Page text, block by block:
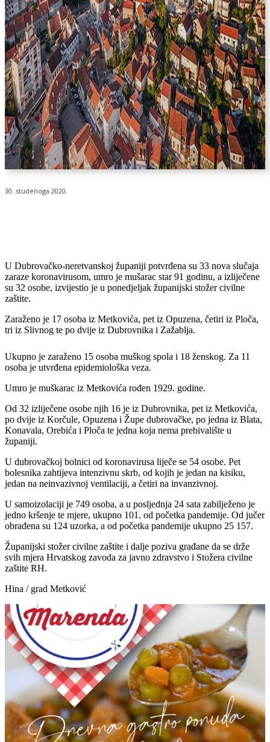
30. studenoga 2020.
U Dubrovačko-neretvanskoj županiji potvrđena su 33 nova slučaja
zaraze koronavirusom, umro je mušarac star 91 godinu, a izliječene
su 32 osobe, izvijestio je u ponedjeljak županijski stožer civilne
zaštite.
Zaraženo je 17 osoba iz Metkovića, pet iz Opuzena, četiri iz Ploča,
tri iz Slivnog te po dvije iz Dubrovnika i Zažablja.
Ukupno je zaraženo 15 osoba muškog spola i 18 ženskog. Za 11
osoba je utvrđena epidemiološka veza.
Umro je muškarac iz Metkovića rođen 1929. godine.
Od 32 izliječene osobe njih 16 je iz Dubrovnika, pet iz Metkovića,
po dvije iz Korčule, Opuzena i Župe dubrovačke, po jedna iz Blata,
Konavala, Orebića i Ploča te jedna koja nema prebivalište u
županiji.
U dubrovačkoj bolnici od koronavirusa liječe se 54 osobe. Pet
bolesnika zahtijeva intenzivnu skrb, od kojih je jedan na kisiku,
jedan na neinvazivnoj ventilaciji, a četiri na invanzivnoj.
U samoizolaciji je 749 osoba, a u posljednja 24 sata zabilježeno je
jedno kršenje te mjere, ukupno 101. od početka pandemije. Od jučer
obrađena su 124 uzorka, a od početka pandemije ukupno 25 157.
Županijski stožer civilne zaštite i dalje poziva građane da se drže
svih mjera Hrvatskog zavoda za javno zdravstvo i Stožera civilne
zaštite RH.
Hina / grad Metković